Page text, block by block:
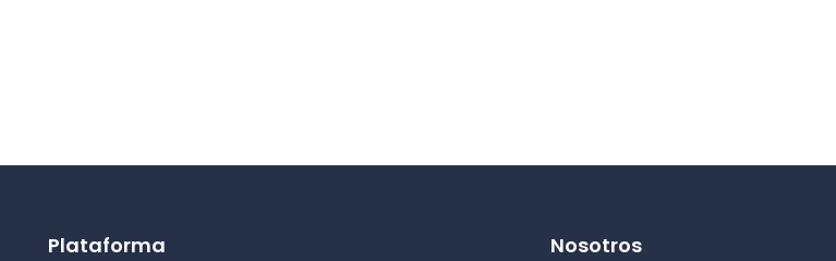
Plataforma Nosotros